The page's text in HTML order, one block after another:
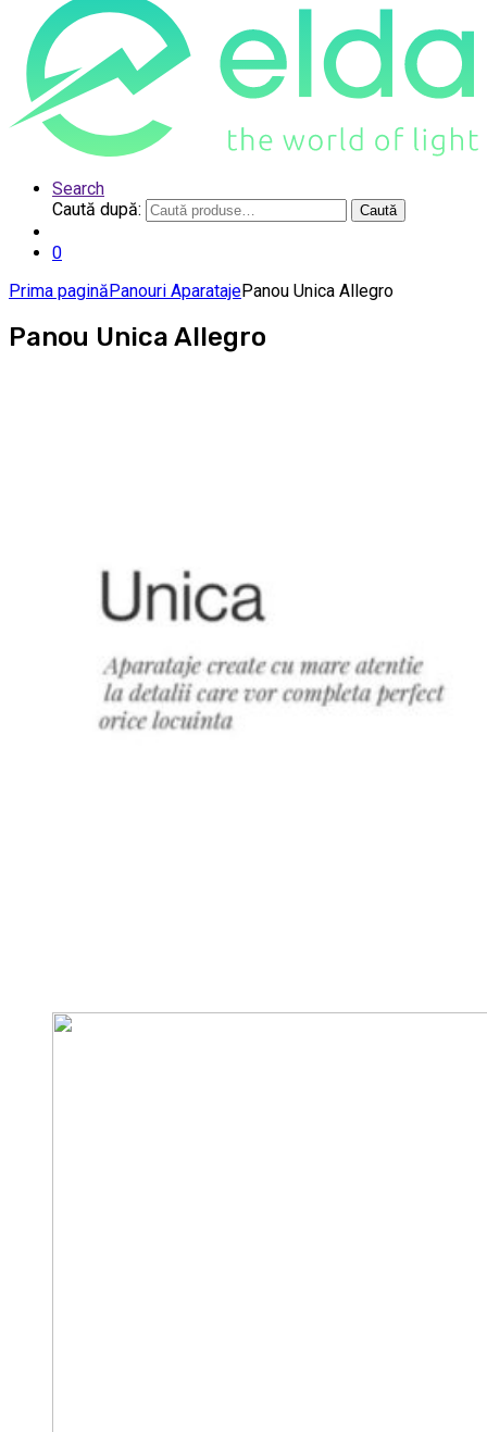
Search
Caută după:
Caută
0
Prima paginăPanouri AparatajePanou Unica Allegro
Panou Unica Allegro